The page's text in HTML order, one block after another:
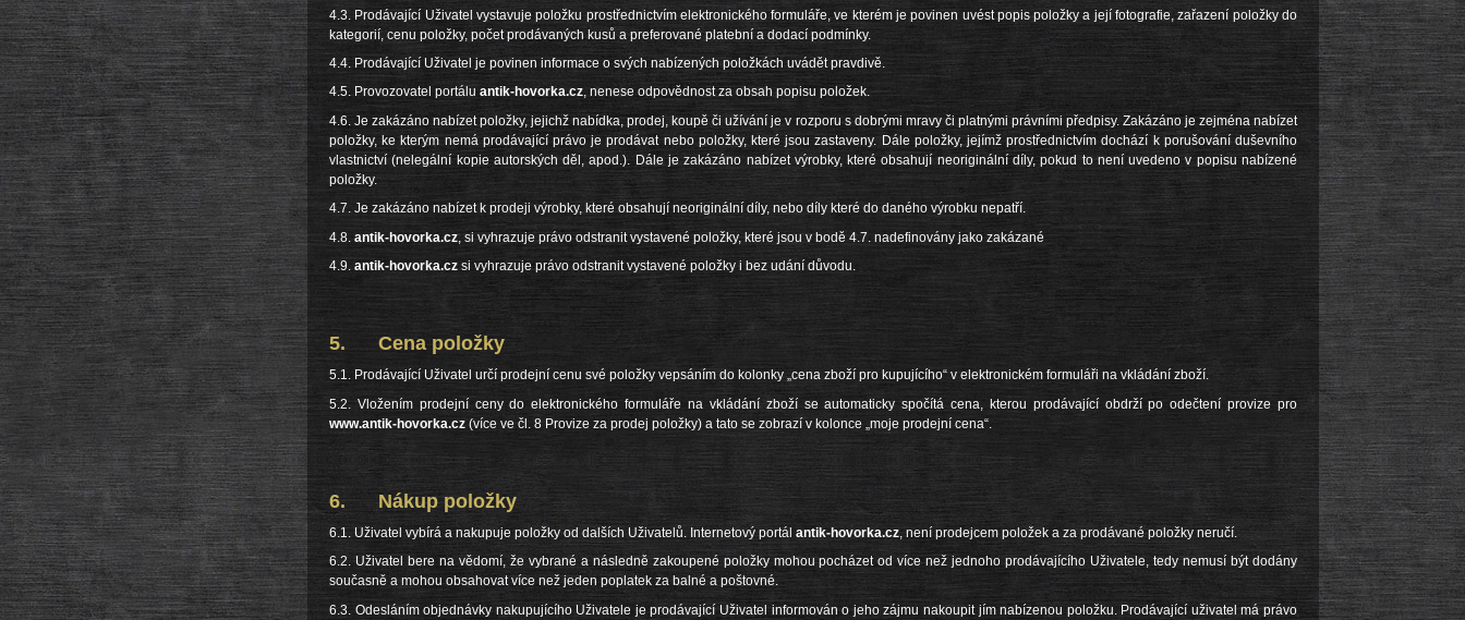
4.3. Prodávající Uživatel vystavuje položku prostřednictvím elektronického formuláře, ve kterém je povinen uvést popis položky a její fotografie, zařazení položky do
kategorií, cenu položky, počet prodávaných kusů a preferované platební a dodací podmínky.
4.4. Prodávající Uživatel je povinen informace o svých nabízených položkách uvádět pravdivě.
4.5. Provozovatel portálu antik-hovorka.cz, nenese odpovědnost za obsah popisu položek.
4.6. Je zakázáno nabízet položky, jejichž nabídka, prodej, koupě či užívání je v rozporu s dobrými mravy či platnými právními předpisy. Zakázáno je zejména nabízet
položky, ke kterým nemá prodávající právo je prodávat nebo položky, které jsou zastaveny. Dále položky, jejímž prostřednictvím dochází k porušování duševního
vlastnictví (nelegální kopie autorských děl, apod.). Dále je zakázáno nabízet výrobky, které obsahují neoriginální díly, pokud to není uvedeno v popisu nabízené
položky.
4.7. Je zakázáno nabízet k prodeji výrobky, které obsahují neoriginální díly, nebo díly které do daného výrobku nepatří.
4.8. antik-hovorka.cz, si vyhrazuje právo odstranit vystavené položky, které jsou v bodě 4.7. nadefinovány jako zakázané
4.9. antik-hovorka.cz si vyhrazuje právo odstranit vystavené položky i bez udání důvodu.
5. Cena položky
5.1. Prodávající Uživatel určí prodejní cenu své položky vepsáním do kolonky „cena zboží pro kupujícího“ v elektronickém formuláři na vkládání zboží.
5.2. Vložením prodejní ceny do elektronického formuláře na vkládání zboží se automaticky spočítá cena, kterou prodávající obdrží po odečtení provize pro
www.antik-hovorka.cz (více ve čl. 8 Provize za prodej položky) a tato se zobrazí v kolonce „moje prodejní cena“.
6. Nákup položky
6.1. Uživatel vybírá a nakupuje položky od dalších Uživatelů. Internetový portál antik-hovorka.cz , není prodejcem položek a za prodávané položky neručí.
6.2. Uživatel bere na vědomí, že vybrané a následně zakoupené položky mohou pocházet od více než jednoho prodávajícího Uživatele, tedy nemusí být dodány
současně a mohou obsahovat více než jeden poplatek za balné a poštovné.
6.3. Odesláním objednávky nakupujícího Uživatele je prodávající Uživatel informován o jeho zájmu nakoupit jím nabízenou položku. Prodávající uživatel má právo